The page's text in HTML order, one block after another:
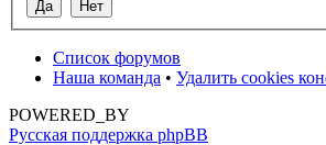
Список форумов
Наша команда • Удалить cookies
POWERED_BY
Русская поддержка phpBB